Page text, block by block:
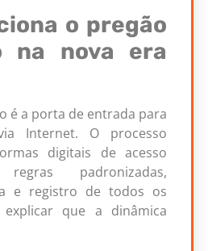
o pregão
na nova era
é a porta de entrada para
Internet. O processo
digitais de acesso
padronizadas,
e registro de todos os
explicar que a dinâmica